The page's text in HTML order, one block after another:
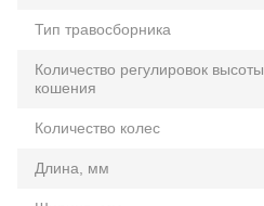
Тип травосборника
Количество регулировок высоты
кошения
Количество колес
Длина, мм